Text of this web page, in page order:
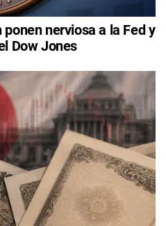
nerviosa a la Fed y
Dow Jones